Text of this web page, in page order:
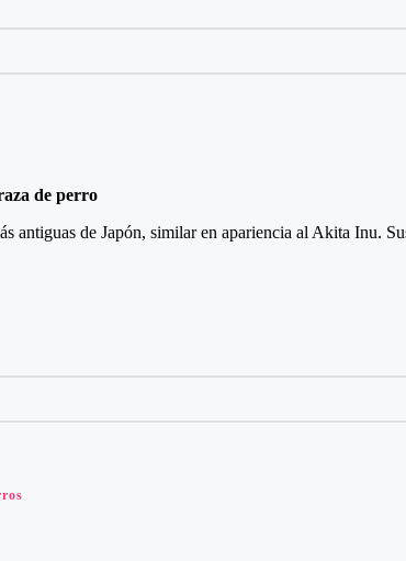
de perro
antiguas de Japón, similar en apariencia al Akita Inu.